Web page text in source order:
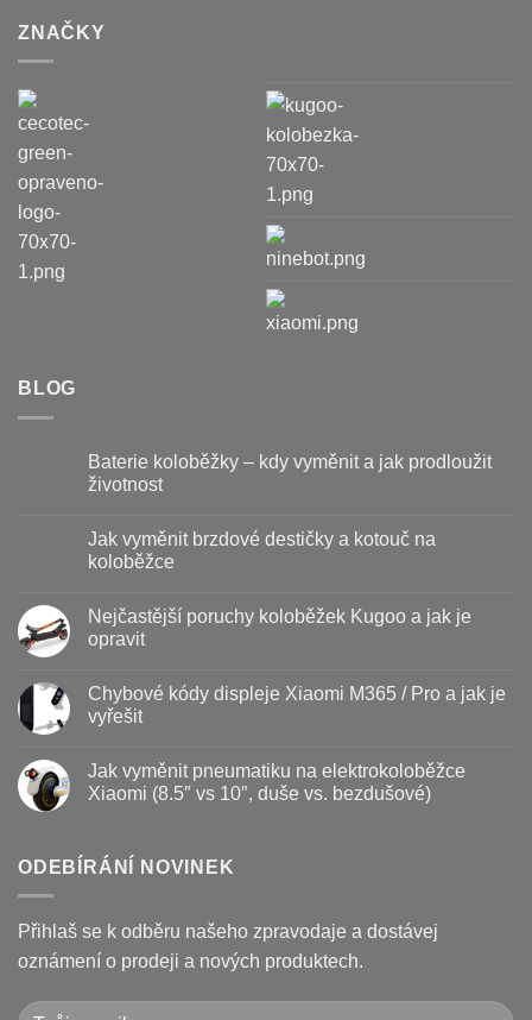
ZNAČKY
BLOG
Baterie koloběžky – kdy vyměnit a jak prodloužit
životnost
textu
s
koloběžky
kdy
jak
prodloužit
životnost
Jak vyměnit brzdové destičky a kotouč na
koloběžce
u
textu
s
vyměnit
brzdové
destičky
na
koloběžce
Nejčastější poruchy koloběžek Kugoo a jak je
opravit
u
textu
s
poruchy
koloběžek
Kugoo
opravit
Chybové kódy displeje Xiaomi M365 / Pro a jak je
vyřešit
textu
s
displeje
Xiaomi
Pro
a
jak
je
Jak vyměnit pneumatiku na elektrokoloběžce
Xiaomi (8.5″ vs 10″, duše vs. bezdušové)
textu
s
vyměnit
pneumatiku
na
elektrokoloběžce
(8.5″
ODEBÍRÁNÍ NOVINEK
Přihlaš se k odběru našeho zpravodaje a dostávej
oznámení o prodeji a nových produktech.